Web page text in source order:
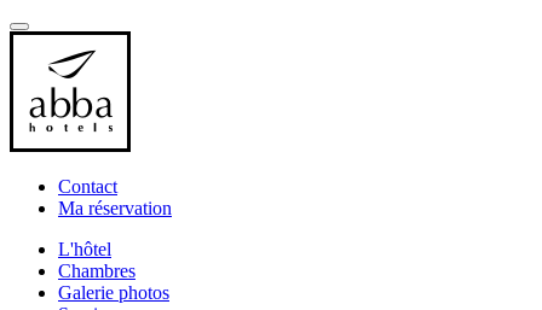
Contact
Ma réservation
L'hôtel
Chambres
Galerie photos